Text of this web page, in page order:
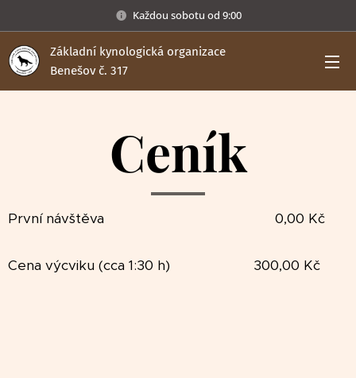
Každou sobotu od 9:00
Základní kynologická organizace
Benešov č. 317
Ceník
První návštěva 0,00 Kč
Cena výcviku (cca 1:30 h) 300,00 Kč